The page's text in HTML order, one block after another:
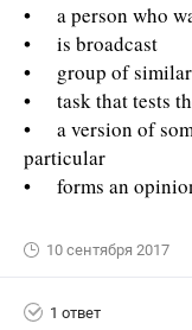
• a person who
• is broadcast
• group of similar
• task that tests
• a version of
particular
• forms an
10 сентября 2017
1 ответ